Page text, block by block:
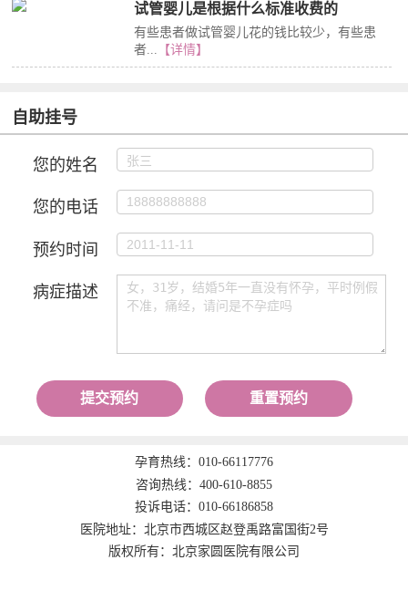
试管婴儿是根据什么标准收费的
有些患者做试管婴儿花的钱比较少，有些患
者...
【详情】
自助挂号
您的姓名
您的电话
预约时间
病症描述
提交预约 重置预约
孕育热线： 010-66117776
咨询热线： 400-610-8855
投诉电话： 010-66186858
医院地址：北京市西城区赵登禹路富国街2号
版权所有：北京家圆医院有限公司